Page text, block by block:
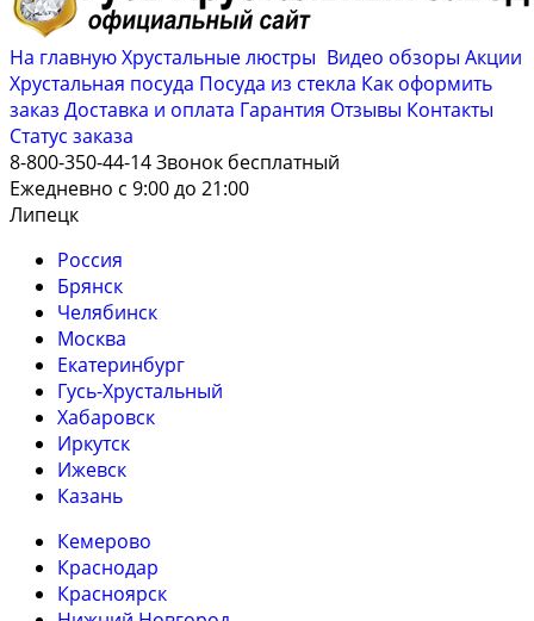
На главнуюХрустальные люстры Видео обзоры Акции
Хрустальная посуда Посуда из стекла Как оформить
заказ Доставка и оплата Гарантия Отзывы Контакты
Cтатус заказа
8-800-350-44-14Звонок бесплатный
Ежедневно с 9:00 до 21:00
Липецк
Россия
Брянск
Челябинск
Москва
Екатеринбург
Гусь-Хрустальный
Хабаровск
Иркутск
Ижевск
Казань
Кемерово
Краснодар
Красноярск